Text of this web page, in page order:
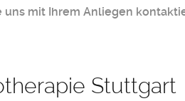
uns mit Ihrem Anliegen
Stuttgart